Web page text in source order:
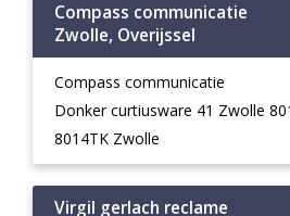
Compass communicatie
Zwolle, Overijssel
Compass communicatie
Donker curtiusware 41 Zwolle
8014TK Zwolle
Virgil gerlach reclame